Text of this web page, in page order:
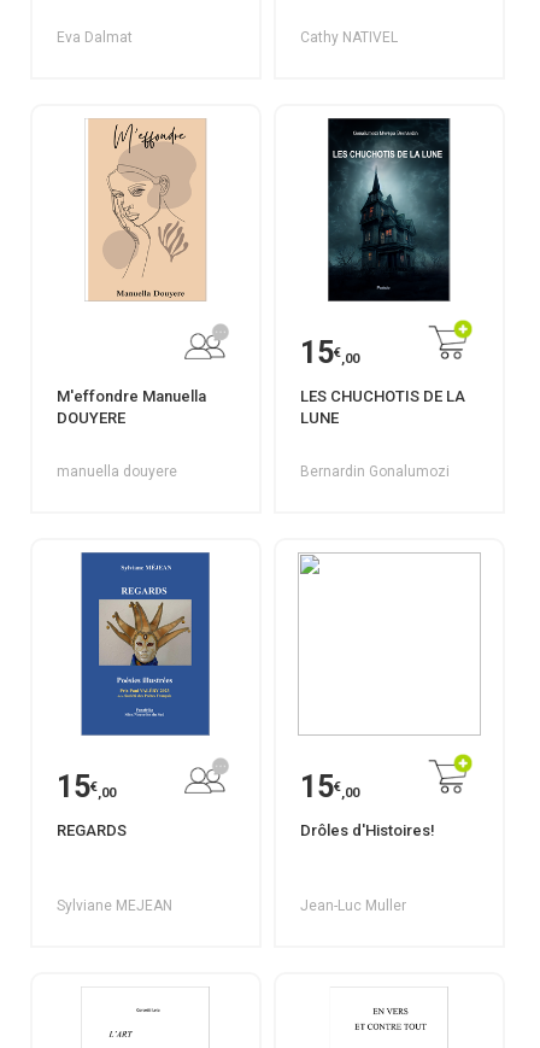
Eva Dalmat Cathy NATIVEL
M'effondre Manuella
DOUYERE
manuella douyere
15€,00
LES CHUCHOTIS DE LA
LUNE
Bernardin Gonalumozi
15€,00
REGARDS
Sylviane MEJEAN
15€,00
Drôles d'Histoires!
Jean-Luc Muller